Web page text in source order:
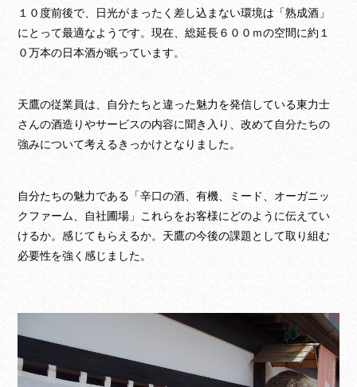
１０度前後で、日光がまったく差し込まない環境は「熟成酒」
にとって最適なようです。現在、総延長６００ｍの空間に約１
０万本の日本酒が眠っています。
天鷹の従業員は、自分たちと違った魅力を発信している東力士
さんの酒造りやサービスの内容に聞き入り、改めて自分たちの
強みについて考えるきっかけとなりました。
自分たちの魅力である「辛口の酒、有機、ミード、オーガニッ
クファーム、自社圃場」これらをお客様にどのように伝えてい
けるか。感じてもらえるか。天鷹の今後の課題として取り組む
必要性を強く感じました。